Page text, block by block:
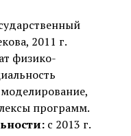
2011 г.
физико-
программ.
с 2013 г.